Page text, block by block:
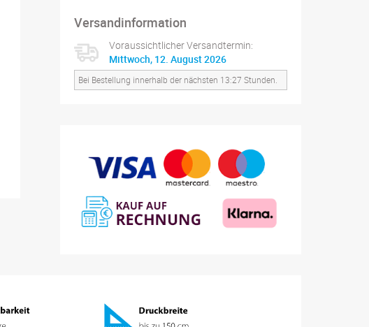
Versandinformation
Voraussichtlicher Versandtermin:
Mittwoch, 12. August 2026
Bei Bestellung innerhalb der nächsten 13:27 Stunden.